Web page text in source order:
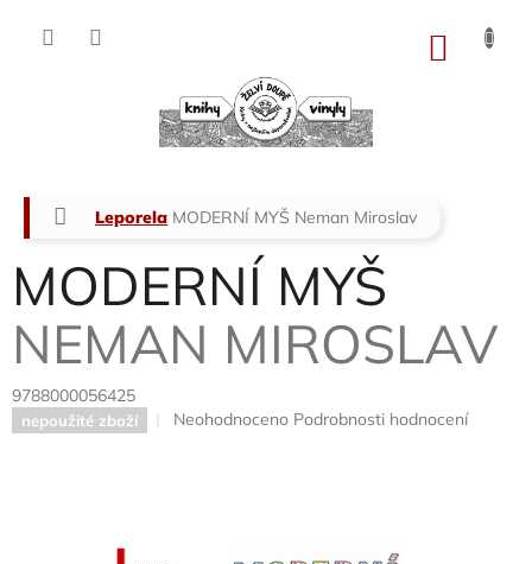
Domů
Leporela MODERNÍ MYŠ Neman Miroslav
MODERNÍ MYŠ
NEMAN MIROSLAV
9788000056425
nepoužité zboží
Průměrné
Neohodnoceno Podrobnosti hodnocení